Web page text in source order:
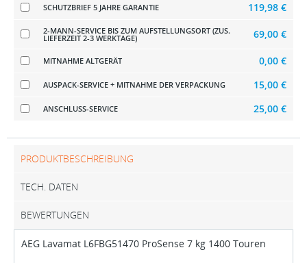
SCHUTZBRIEF 5 JAHRE GARANTIE 119,98 €
2-MANN-SERVICE BIS ZUM AUFSTELLUNGSORT (ZUS.
LIEFERZEIT 2-3 WERKTAGE) 69,00 €
MITNAHME ALTGERÄT 0,00 €
AUSPACK-SERVICE + MITNAHME DER VERPACKUNG 15,00 €
ANSCHLUSS-SERVICE 25,00 €
PRODUKTBESCHREIBUNG
TECH. DATEN
BEWERTUNGEN
AEG Lavamat L6FBG51470 ProSense 7 kg 1400 Touren